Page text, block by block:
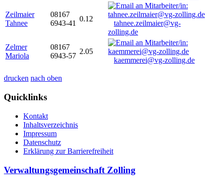
Zeilmaier
Tahnee
08167
6943-41
0.12
tahnee.zeilmaier@vg-
zolling.de
Zelmer
Mariola
08167
6943-57
2.05
kaemmerei@vg-zolling.de
drucken nach oben
Quicklinks
Kontakt
Inhaltsverzeichnis
Impressum
Datenschutz
Erklärung zur Barrierefreiheit
Verwaltungsgemeinschaft Zolling